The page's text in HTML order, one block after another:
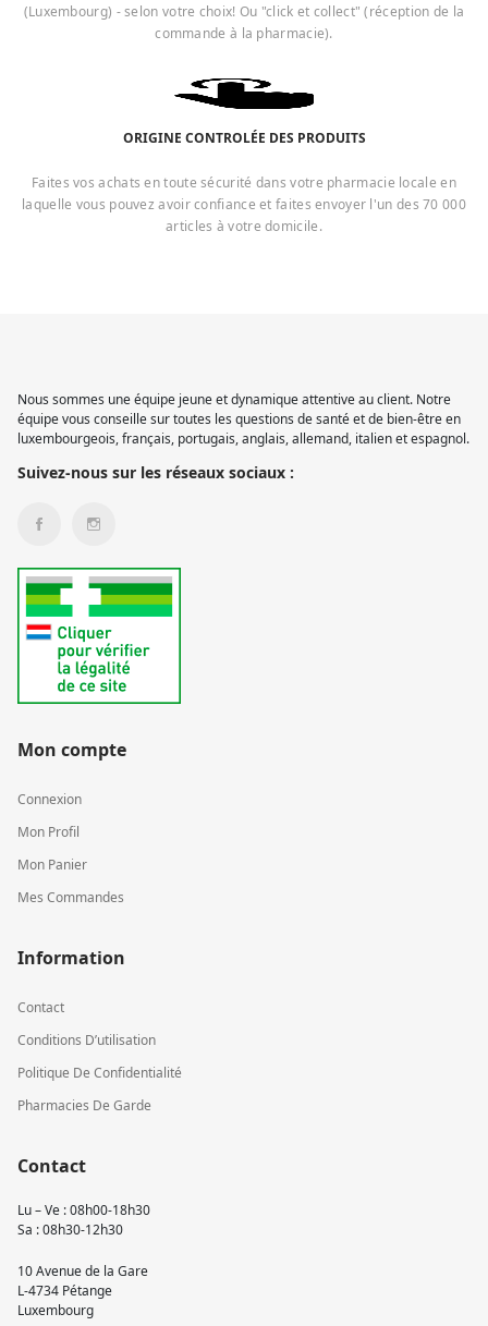
(Luxembourg) - selon votre choix! Ou "click et collect" (réception de la
commande à la pharmacie).
ORIGINE CONTROLÉE DES PRODUITS
Faites vos achats en toute sécurité dans votre pharmacie locale en
laquelle vous pouvez avoir confiance et faites envoyer l'un des 70 000
articles à votre domicile.
Nous sommes une équipe jeune et dynamique attentive au client. Notre
équipe vous conseille sur toutes les questions de santé et de bien-être en
luxembourgeois, français, portugais, anglais, allemand, italien et espagnol.
Suivez-nous sur les réseaux sociaux :
Mon compte
Connexion
Mon Profil
Mon Panier
Mes Commandes
Information
Contact
Conditions D’utilisation
Politique De Confidentialité
Pharmacies De Garde
Contact
Lu – Ve : 08h00-18h30
Sa : 08h30-12h30
10 Avenue de la Gare
L-4734 Pétange
Luxembourg